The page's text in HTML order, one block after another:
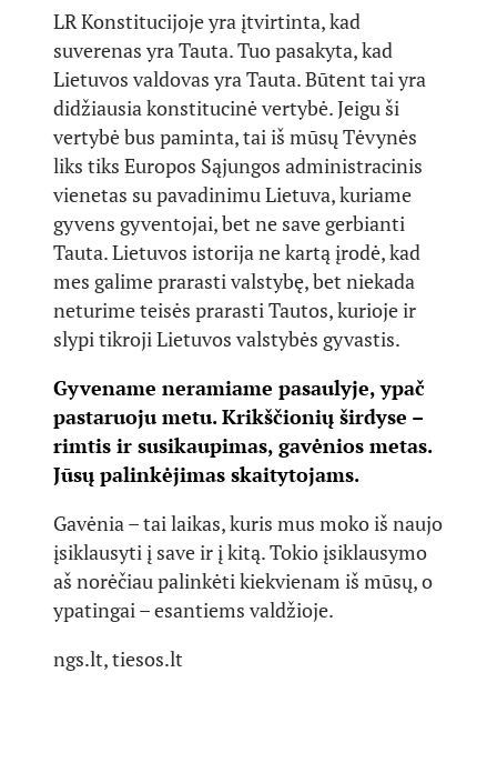
LR Konstitucijoje yra įtvirtinta, kad
suverenas yra Tauta. Tuo pasakyta, kad
Lietuvos valdovas yra Tauta. Būtent tai yra
didžiausia konstitucinė vertybė. Jeigu ši
vertybė bus paminta, tai iš mūsų Tėvynės
liks tiks Europos Sąjungos administracinis
vienetas su pavadinimu Lietuva, kuriame
gyvens gyventojai, bet ne save gerbianti
Tauta. Lietuvos istorija ne kartą įrodė, kad
mes galime prarasti valstybę, bet niekada
neturime teisės prarasti Tautos, kurioje ir
slypi tikroji Lietuvos valstybės gyvastis.
Gyvename neramiame pasaulyje, ypač
pastaruoju metu. Krikščionių širdyse –
rimtis ir susikaupimas, gavėnios metas.
Jūsų palinkėjimas skaitytojams.
Gavėnia – tai laikas, kuris mus moko iš naujo
įsiklausyti į save ir į kitą. Tokio įsiklausymo
aš norėčiau palinkėti kiekvienam iš mūsų, o
ypatingai – esantiems valdžioje.
ngs.lt, tiesos.lt